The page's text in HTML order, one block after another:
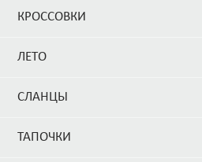
КРОССОВКИ
ЛЕТО
СЛАНЦЫ
ТАПОЧКИ